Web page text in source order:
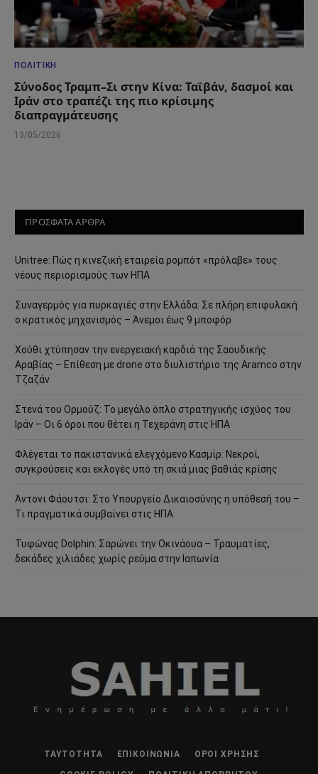
ΠΟΛΙΤΙΚΉ
Σύνοδος Τραμπ–Σι στην Κίνα: Ταϊβάν, δασμοί και
Ιράν στο τραπέζι της πιο κρίσιμης
διαπραγμάτευσης
13/05/2026
ΠΡΟΣΦΑΤΑ ΑΡΘΡΑ
Unitree: Πώς η κινεζική εταιρεία ρομπότ «πρόλαβε» τους
νέους περιορισμούς των ΗΠΑ
Συναγερμός για πυρκαγιές στην Ελλάδα: Σε πλήρη επιφυλακή
ο κρατικός μηχανισμός – Άνεμοι έως 9 μποφόρ
Χούθι χτύπησαν την ενεργειακή καρδιά της Σαουδικής
Αραβίας – Επίθεση με drone στο διυλιστήριο της Aramco στην
Τζαζάν
Στενά του Ορμούζ: Το μεγάλο όπλο στρατηγικής ισχύος του
Ιράν – Οι 6 όροι που θέτει η Τεχεράνη στις ΗΠΑ
Φλέγεται το πακιστανικά ελεγχόμενο Κασμίρ: Νεκροί,
συγκρούσεις και εκλογές υπό τη σκιά μιας βαθιάς κρίσης
Άντονι Φάουτσι: Στο Υπουργείο Δικαιοσύνης η υπόθεσή του –
Τι πραγματικά συμβαίνει στις ΗΠΑ
Τυφώνας Dolphin: Σαρώνει την Οκινάουα – Τραυματίες,
δεκάδες χιλιάδες χωρίς ρεύμα στην Ιαπωνία
ΤΑΥΤΌΤΗΤΑ ΕΠΙΚΟΙΝΩΝΊΑ ΌΡΟΙ ΧΡΉΣΗΣ